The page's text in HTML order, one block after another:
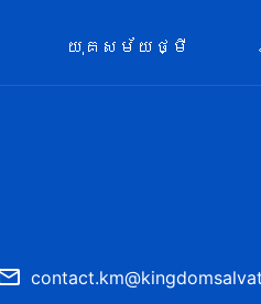
យុគសម័យថ្មី